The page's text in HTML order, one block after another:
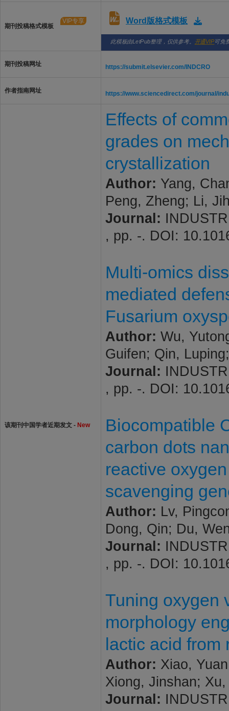
期刊投稿格式模板
VIP专享 Word版格式模板
此模板由LetPub整理，仅供参考。 开通VIP可免
期刊投稿网址 https://submit.elsevier.com/INDCRO
作者指南网址 https://www.sciencedirect.com/journal/
该期刊中国学者近期发文 - New
Effects of
grades on
crystallization
Author: Yang,
Peng, Zheng; Li,
Journal:
, pp. -. DOI:
Multi-omics
mediated
Fusarium
Author: Wu,
Guifen; Qin,
Journal:
, pp. -. DOI:
Biocompatible
carbon dots
reactive
scavenging
Author: Lv,
Dong, Qin; Du,
Journal:
, pp. -. DOI:
Tuning oxygen
morphology
lactic acid from
Author: Xiao,
Xiong, Jinshan;
Journal: